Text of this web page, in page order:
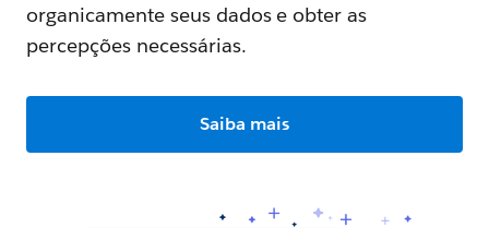
organicamente seus dados e obter as
percepções necessárias.
Saiba mais